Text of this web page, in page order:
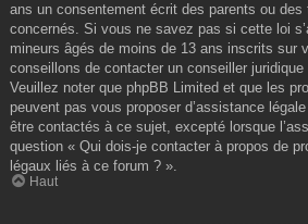
ans un consentement écrit des parents ou
concernés. Si vous ne savez pas si cette loi
mineurs âgés de moins de 13 ans inscrits sur
conseillons de contacter un conseiller juridique
Veuillez noter que phpBB Limited et que les
peuvent pas vous proposer d’assistance
être contactés à ce sujet, excepté lorsque
question « Qui dois-je contacter à propos de
légaux liés à ce forum ? ».
Haut